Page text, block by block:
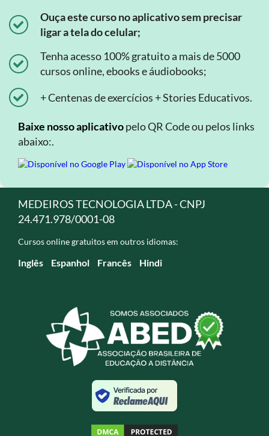
Ouça este curso no aplicativo sem precisar
ligar a tela do celular;
Tenha acesso 100% gratuito a mais de 5000
cursos online, ebooks e áudiobooks;
+ Centenas de exercícios + Stories Educativos.
Baixe nosso aplicativopelo QR Code ou pelos links
abaixo:.
MEDEIROS TECNOLOGIA LTDA - CNPJ
24.471.978/0001-08
Cursos online gratuitos em outros idiomas:
Inglês Espanhol Francês Hindi